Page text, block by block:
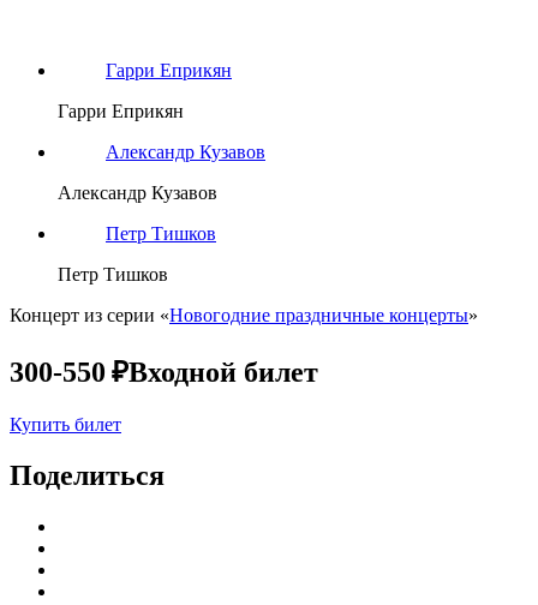
Гарри Еприкян
Гарри Еприкян
Александр Кузавов
Александр Кузавов
Петр Тишков
Петр Тишков
Концерт из серии «Новогодние праздничные концерты»
300-550 ₽Входной билет
Купить билет
Поделиться